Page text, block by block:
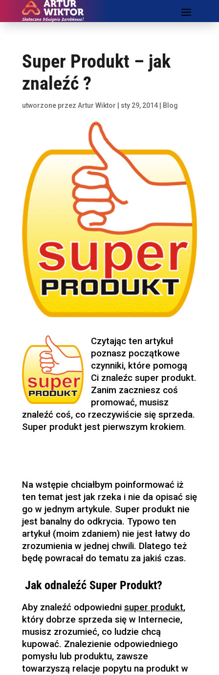
Super Produkt – jak
znaleźć ?
utworzone przez Artur Wiktor sty 29, 2014| Blog
Czytając ten artykuł
poznasz początkowe
czynniki, które pomogą
Ci znaleźc super produkt.
Zanim zaczniesz coś
promować, musisz
znaleźć coś, co rzeczywiście się sprzeda.
Super produkt jest pierwszym krokiem.
Na wstępie chciałbym poinformować iż
ten temat jest jak rzeka i nie da opisać się
go w jednym artykule. Super produkt nie
jest banalny do odkrycia. Typowo ten
artykuł (moim zdaniem) nie jest łatwy do
zrozumienia w jednej chwili. Dlatego też
będę powracał do tematu za jakiś czas.
Jak odnaleźć Super Produkt?
Aby znaleźć odpowiedni super produkt,
który dobrze sprzeda się w Internecie,
musisz zrozumieć, co ludzie chcą
kupować. Znalezienie odpowiedniego
pomysłu lub produktu, zawsze
towarzyszą relacje popytu na produkt w